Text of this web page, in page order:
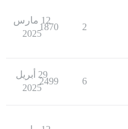
2
1870
12 مارس
2025
6
2499
29 أبريل
2025